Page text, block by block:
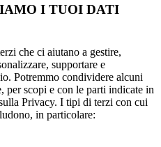
I TUOI DATI
che ci aiutano a gestire,
supportare e
Potremmo condividere alcuni
per scopi e con le parti indicate in
Privacy. I tipi di terzi con cui
in particolare: